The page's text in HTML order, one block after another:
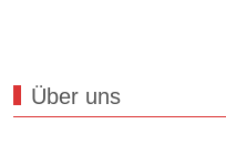
Über uns